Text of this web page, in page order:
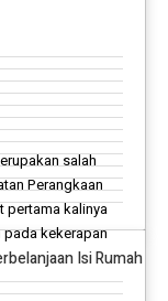
Isi Rumah
salah
Perangkaan
pertama kalinya
pada kekerapan